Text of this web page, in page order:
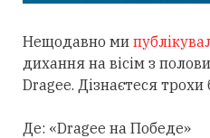
Нещодавно ми
дихання на вісім з
Dragee. Дізнаєтеся
Де: «Dragee на Победе»